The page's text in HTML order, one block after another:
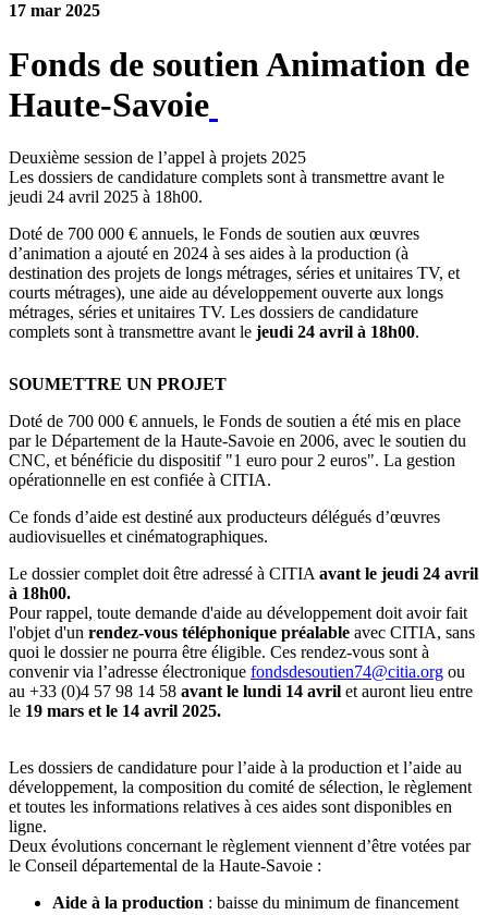
17 mar 2025
Fonds de soutien Animation de
Haute-Savoie
Deuxième session de l’appel à projets 2025
Les dossiers de candidature complets sont à transmettre avant le
jeudi 24 avril 2025 à 18h00.
Doté de 700 000 € annuels, le Fonds de soutien aux œuvres
d’animation a ajouté en 2024 à ses aides à la production (à
destination des projets de longs métrages, séries et unitaires TV, et
courts métrages), une aide au développement ouverte aux longs
métrages, séries et unitaires TV. Les dossiers de candidature
complets sont à transmettre avant le jeudi 24 avril à 18h00.
SOUMETTRE UN PROJET
Doté de 700 000 € annuels, le Fonds de soutien a été mis en place
par le Département de la Haute-Savoie en 2006, avec le soutien du
CNC, et bénéficie du dispositif "1 euro pour 2 euros". La gestion
opérationnelle en est confiée à CITIA.
Ce fonds d’aide est destiné aux producteurs délégués d’œuvres
audiovisuelles et cinématographiques.
Le dossier complet doit être adressé à CITIA avant le jeudi 24 avril
à 18h00.
Pour rappel, toute demande d'aide au développement doit avoir fait
l'objet d'un rendez-vous téléphonique préalable avec CITIA, sans
quoi le dossier ne pourra être éligible. Ces rendez-vous sont à
convenir via l’adresse électronique fondsdesoutien74@citia.org ou
au +33 (0)4 57 98 14 58 avant le lundi 14 avril et auront lieu entre
le 19 mars et le 14 avril 2025.
Les dossiers de candidature pour l’aide à la production et l’aide au
développement, la composition du comité de sélection, le règlement
et toutes les informations relatives à ces aides sont disponibles en
ligne.
Deux évolutions concernant le règlement viennent d’être votées par
le Conseil départemental de la Haute-Savoie :
Aide à la production : baisse du minimum de financement